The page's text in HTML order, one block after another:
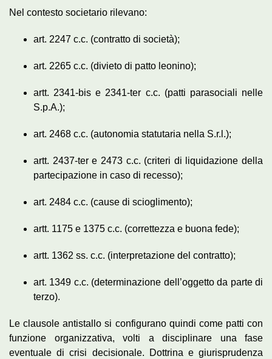
Nel contesto societario rilevano:
art. 2247 c.c. (contratto di società);
art. 2265 c.c. (divieto di patto leonino);
artt. 2341-bis e 2341-ter c.c. (patti parasociali nelle
S.p.A.);
art. 2468 c.c. (autonomia statutaria nella S.r.l.);
artt. 2437-ter e 2473 c.c. (criteri di liquidazione della
partecipazione in caso di recesso);
art. 2484 c.c. (cause di scioglimento);
artt. 1175 e 1375 c.c. (correttezza e buona fede);
artt. 1362 ss. c.c. (interpretazione del contratto);
art. 1349 c.c. (determinazione dell’oggetto da parte di
terzo).
Le clausole antistallo si configurano quindi come patti con
funzione organizzativa, volti a disciplinare una fase
eventuale di crisi decisionale. Dottrina e giurisprudenza